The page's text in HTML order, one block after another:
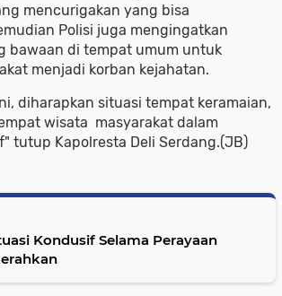
mencurigakan yang bisa
Polisi juga mengingatkan
bawaan di tempat umum untuk
menjadi korban kejahatan.
diharapkan situasi tempat keramaian,
wisata masyarakat dalam
tutup Kapolresta Deli Serdang.(JB)
Kondusif Selama Perayaan